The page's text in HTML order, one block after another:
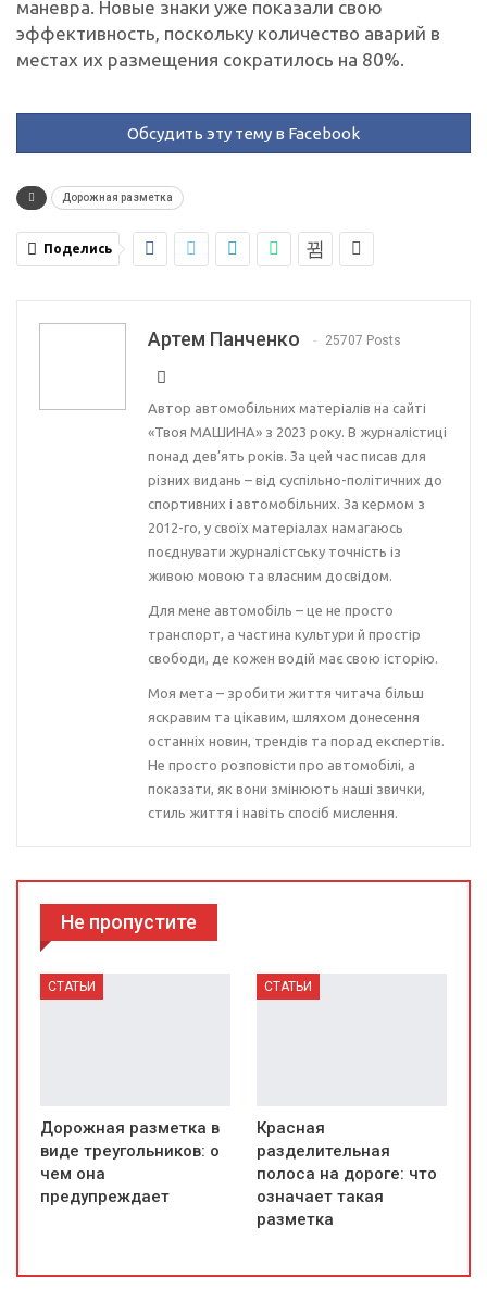
маневра. Новые знаки уже показали свою
эффективность, поскольку количество аварий в
местах их размещения сократилось на 80%.
Обсудить эту тему в Facebook
Дорожная разметка
Поделись
Артем Панченко 25707 Posts
Автор автомобільних матеріалів на сайті
«Твоя МАШИНА» з 2023 року. В журналістиці
понад дев’ять років. За цей час писав для
різних видань – від суспільно-політичних до
спортивних і автомобільних. За кермом з
2012-го, у своїх матеріалах намагаюсь
поєднувати журналістську точність із
живою мовою та власним досвідом.
Для мене автомобіль – це не просто
транспорт, а частина культури й простір
свободи, де кожен водій має свою історію.
Моя мета – зробити життя читача більш
яскравим та цікавим, шляхом донесення
останніх новин, трендів та порад експертів.
Не просто розповісти про автомобілі, а
показати, як вони змінюють наші звички,
стиль життя і навіть спосіб мислення.
Не пропустите
СТАТЬИ
Дорожная разметка в
виде треугольников: о
чем она
предупреждает
СТАТЬИ
Красная
разделительная
полоса на дороге: что
означает такая
разметка